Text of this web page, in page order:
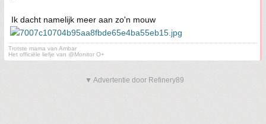
Ik dacht namelijk meer aan zo'n mouw
Trotste mama van Ambar
Het officiële liefje van @Monitor O+
▼ Advertentie door Refinery89